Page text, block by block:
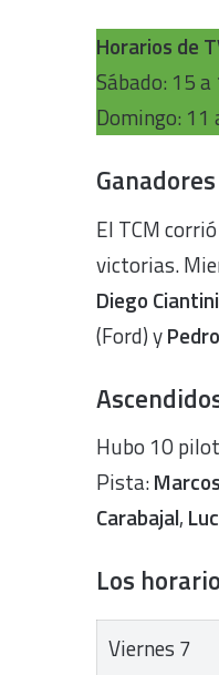
Horarios de
Sábado: 15
Domingo: 11
El TCM
victorias.
Diego Ciantini
(Ford) y
Hubo 10
Pista:
Carabajal,
Los
Viernes 7